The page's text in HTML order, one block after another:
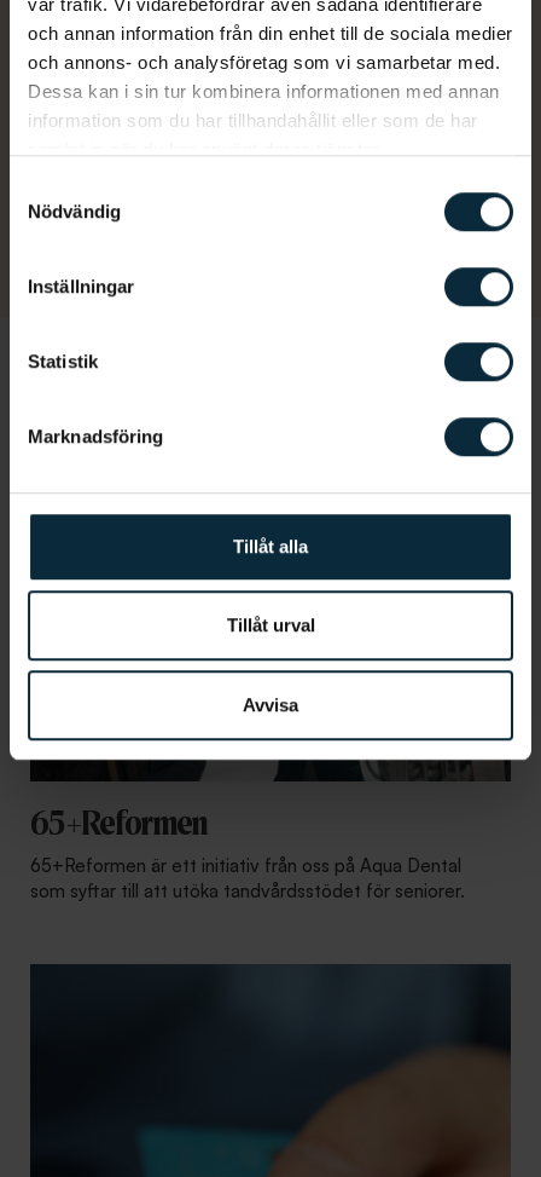
vår trafik. Vi vidarebefordrar även sådana identifierare
och annan information från din enhet till de sociala medier
och annons- och analysföretag som vi samarbetar med.
Dessa kan i sin tur kombinera informationen med annan
information som du har tillhandahållit eller som de har
Nödvändig
Inställningar
Statistik
Marknadsföring
Tillåt alla
Tillåt urval
Avvisa
Vi vet att du har hört det förr, men regelbundna
besök hos tandvården är viktigt för att dina tänder
ska må bra. Välkommen till oss och upplev en
trevligare tandläkare.
BOKA ONLINE
65+Reformen
65+Reformen är ett initiativ från oss på Aqua Dental
som syftar till att utöka tandvårdsstödet för seniorer.